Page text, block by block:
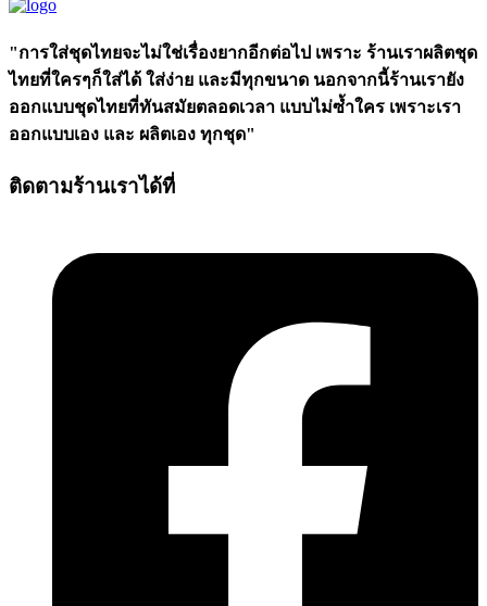
"การใส่ชุดไทยจะไม่ใช่เรื่องยากอีกต่อไป เพราะ ร้านเราผลิตชุด
ไทยที่ใครๆก็ใส่ได้ ใส่ง่าย และมีทุกขนาด นอกจากนี้ร้านเรายัง
ออกแบบชุดไทยที่ทันสมัยตลอดเวลา แบบไม่ซ้ำใคร เพราะเรา
ออกแบบเอง และ ผลิตเอง ทุกชุด"
ติดตามร้านเราได้ที่